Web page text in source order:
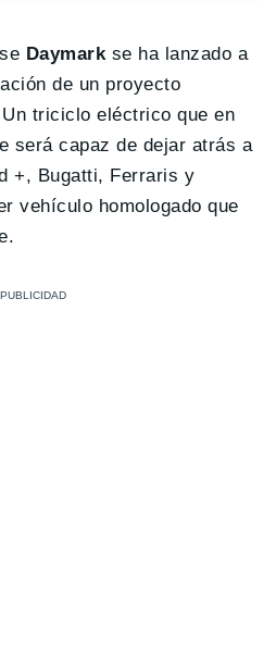
Daymarkse ha lanzado a
de un proyecto
triciclo eléctrico que en
será capaz de dejar atrás a
+, Bugatti, Ferraris y
vehículo homologado que